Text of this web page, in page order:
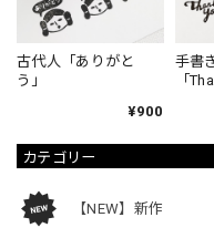
カテゴリー
【NEW】新作
古代人「ありがと
う」
¥900
手書
「